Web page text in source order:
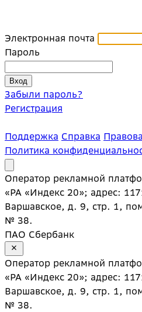
Электронная почта
Пароль
Забыли пароль?
Регистрация
Поддержка Справка
Политика
Оператор рекламной
«РА «Индекс 20»; адрес:
Варшавское, д. 9, стр. 1,
№ 38.
ПАО Сбербанк
Оператор рекламной
«РА «Индекс 20»; адрес:
Варшавское, д. 9, стр. 1,
№ 38.